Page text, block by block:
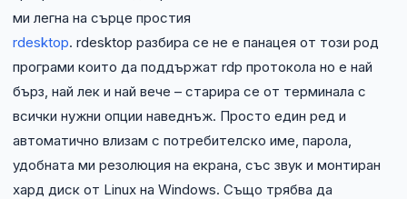
NIS2
Технически изисквания
Общи условия
Правна информация
ми легна на сърце простия
rdesktop. rdesktop разбира се не е панацея от този род
програми които да поддържат rdp протокола но е най
бърз, най лек и най вече – старира се от терминала с
всички нужни опции наведнъж. Просто един ред и
автоматично влизам с потребителско име, парола,
удобната ми резолюция на екрана, със звук и монтиран
хард диск от Linux на Windows. Също трябва да